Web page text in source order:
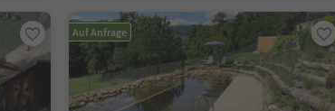
Auf Anfrage